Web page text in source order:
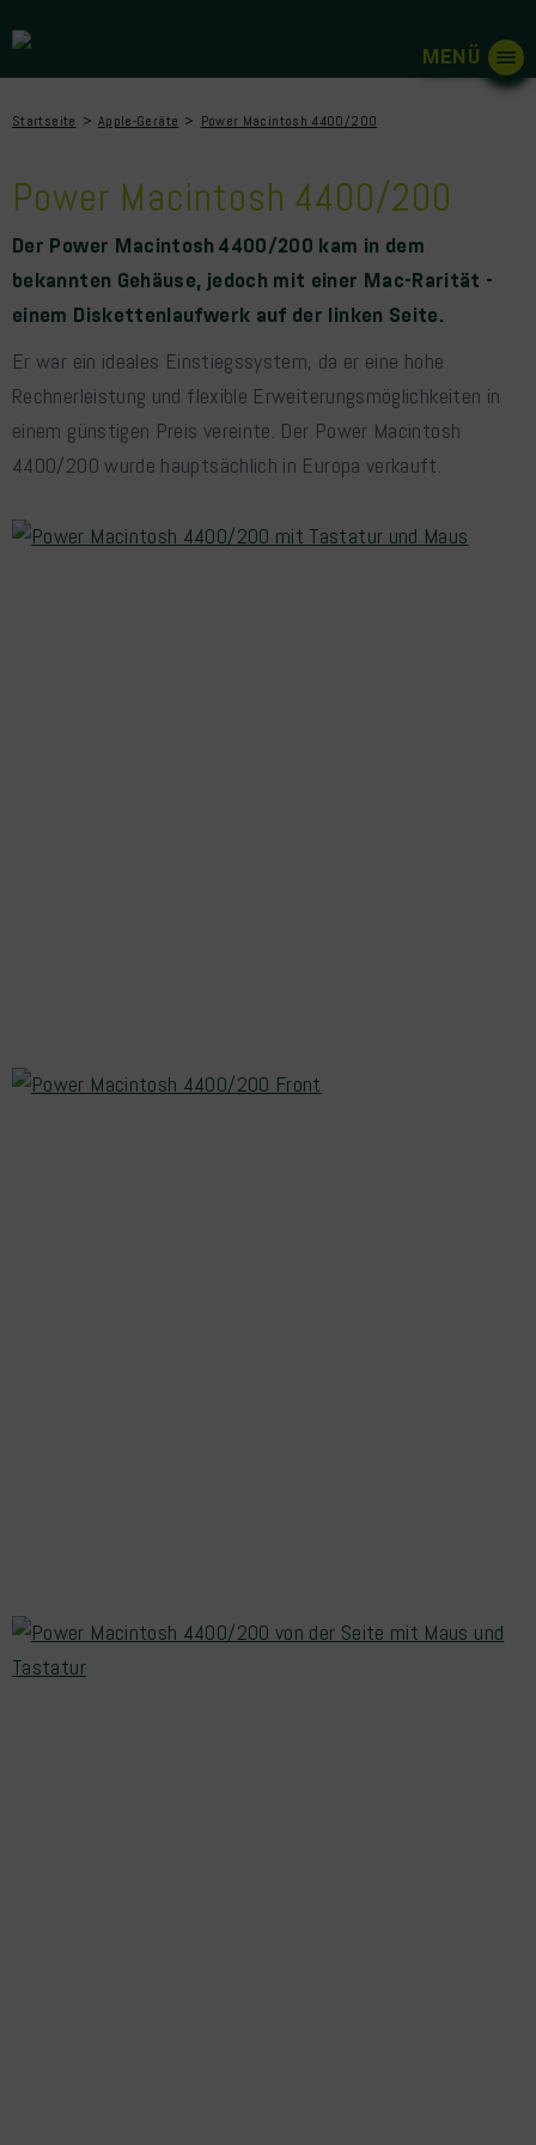
Startseite Apple-Geräte Power Macintosh 4400/200
Power Macintosh 4400/200
Der Power Macintosh 4400/200 kam in dem
bekannten Gehäuse, jedoch mit einer Mac-Rarität -
einem Diskettenlaufwerk auf der linken Seite.
Er war ein ideales Einstiegssystem, da er eine hohe
Rechnerleistung und flexible Erweiterungsmöglichkeiten in
einem günstigen Preis vereinte. Der Power Macintosh
4400/200 wurde hauptsächlich in Europa verkauft.